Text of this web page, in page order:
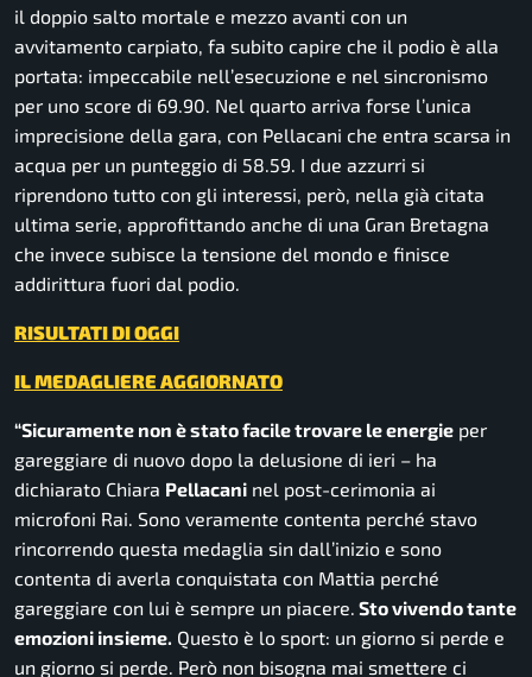
il doppio salto mortale e mezzo avanti con un
avvitamento carpiato, fa subito capire che il podio è alla
portata: impeccabile nell’esecuzione e nel sincronismo
per uno score di 69.90. Nel quarto arriva forse l’unica
imprecisione della gara, con Pellacani che entra scarsa in
acqua per un punteggio di 58.59. I due azzurri si
riprendono tutto con gli interessi, però, nella già citata
ultima serie, approfittando anche di una Gran Bretagna
che invece subisce la tensione del mondo e finisce
addirittura fuori dal podio.
RISULTATI DI OGGI
IL MEDAGLIERE AGGIORNATO
“Sicuramente non è stato facile trovare le energie per
gareggiare di nuovo dopo la delusione di ieri – ha
dichiarato Chiara Pellacani nel post-cerimonia ai
microfoni Rai. Sono veramente contenta perché stavo
rincorrendo questa medaglia sin dall’inizio e sono
contenta di averla conquistata con Mattia perché
gareggiare con lui è sempre un piacere. Sto vivendo tante
emozioni insieme. Questo è lo sport: un giorno si perde e
un giorno si perde. Però non bisogna mai smettere ci